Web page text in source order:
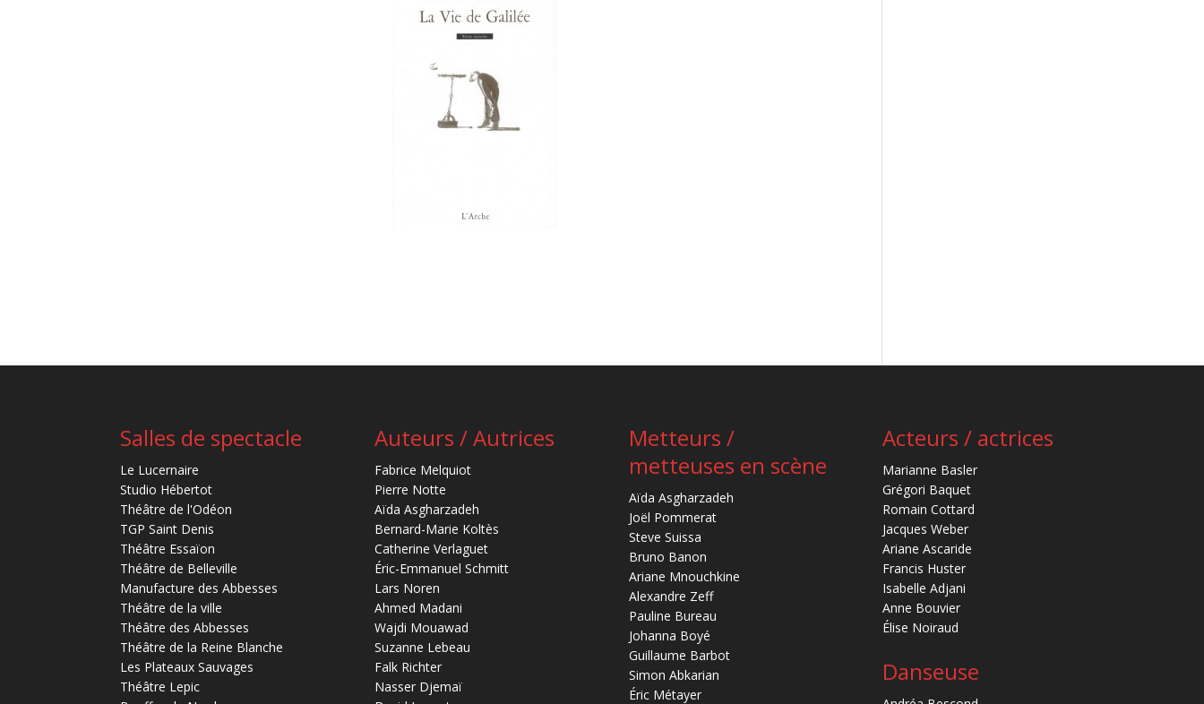
Salles de spectacle
Le Lucernaire
Studio Hébertot
Théâtre de l'Odéon
TGP Saint Denis
Théâtre Essaïon
Théâtre de Belleville
Manufacture des Abbesses
Théâtre de la ville
Théâtre des Abbesses
Théâtre de la Reine Blanche
Les Plateaux Sauvages
Théâtre Lepic
Auteurs / Autrices
Fabrice Melquiot
Pierre Notte
Aïda Asgharzadeh
Bernard-Marie Koltès
Catherine Verlaguet
Éric-Emmanuel Schmitt
Lars Noren
Ahmed Madani
Wajdi Mouawad
Suzanne Lebeau
Falk Richter
Nasser Djemaï
Metteurs /
metteuses en scène
Aïda Asgharzadeh
Joël Pommerat
Steve Suissa
Bruno Banon
Ariane Mnouchkine
Alexandre Zeff
Pauline Bureau
Johanna Boyé
Guillaume Barbot
Simon Abkarian
Éric Métayer
Acteurs / actrices
Marianne Basler
Grégori Baquet
Romain Cottard
Jacques Weber
Ariane Ascaride
Francis Huster
Isabelle Adjani
Anne Bouvier
Élise Noiraud
Danseuse